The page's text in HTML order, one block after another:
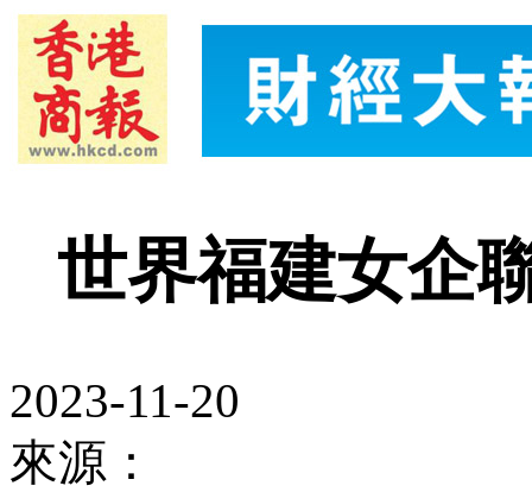
世界福建女企
2023-11-20
來源：